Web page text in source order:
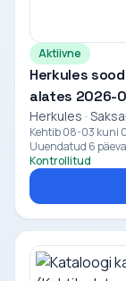
Aktiivne
Herkules
alates 2026-
Herkules ·
Kehtib 08-03 kuni
Uuendatud 6
Kontrollitud